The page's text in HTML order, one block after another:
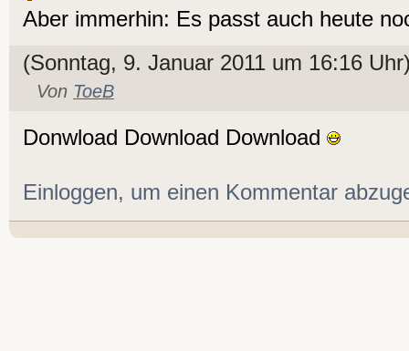
Aber immerhin: Es passt auch heute
(Sonntag, 9. Januar 2011 um 16:16
Von ToeB
Donwload Download Download
Einloggen, um einen Kommentar